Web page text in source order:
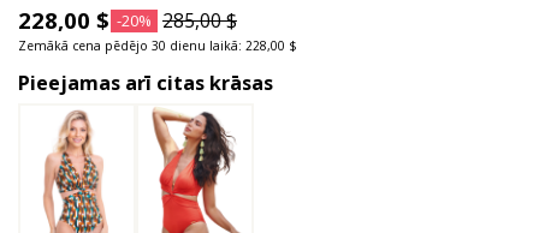
228,00 $ -20% 285,00 $
Zemākā cena pēdējo 30 dienu laikā: 228,00 $
Pieejamas arī citas krāsas